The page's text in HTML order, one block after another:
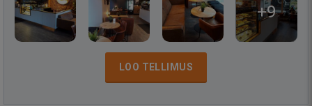
+9
LOO TELLIMUS